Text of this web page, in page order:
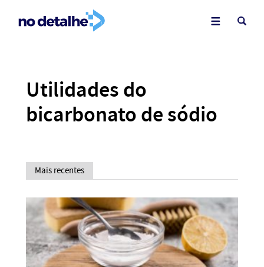
Utilidades do
bicarbonato de sódio
Mais recentes